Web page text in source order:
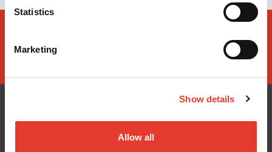
Statistics
Marketing
Show details
Allow all